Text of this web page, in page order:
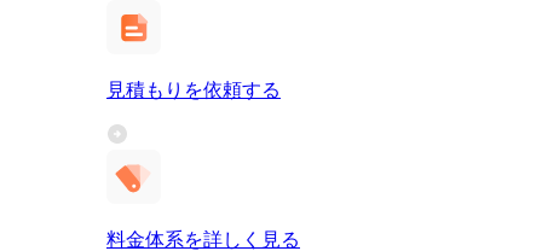
見積もりを依頼する
料金体系を詳しく見る